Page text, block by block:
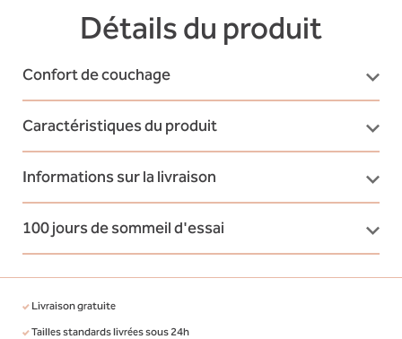
Détails du produit
Confort de couchage
Caractéristiques du produit
Informations sur la livraison
100 jours de sommeil d'essai
Livraison gratuite
Tailles standards livrées sous 24h